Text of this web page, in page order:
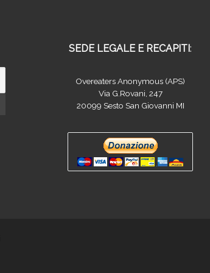
SEDE LEGALE E RECAPITI:
Overeaters Anonymous (APS)
Via G.Rovani, 247
20099 Sesto San Giovanni MI